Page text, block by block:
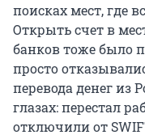
поисках мест, где
Открыть счет в
банков тоже было
просто
перевода денег из
глазах: перестал
отключили от